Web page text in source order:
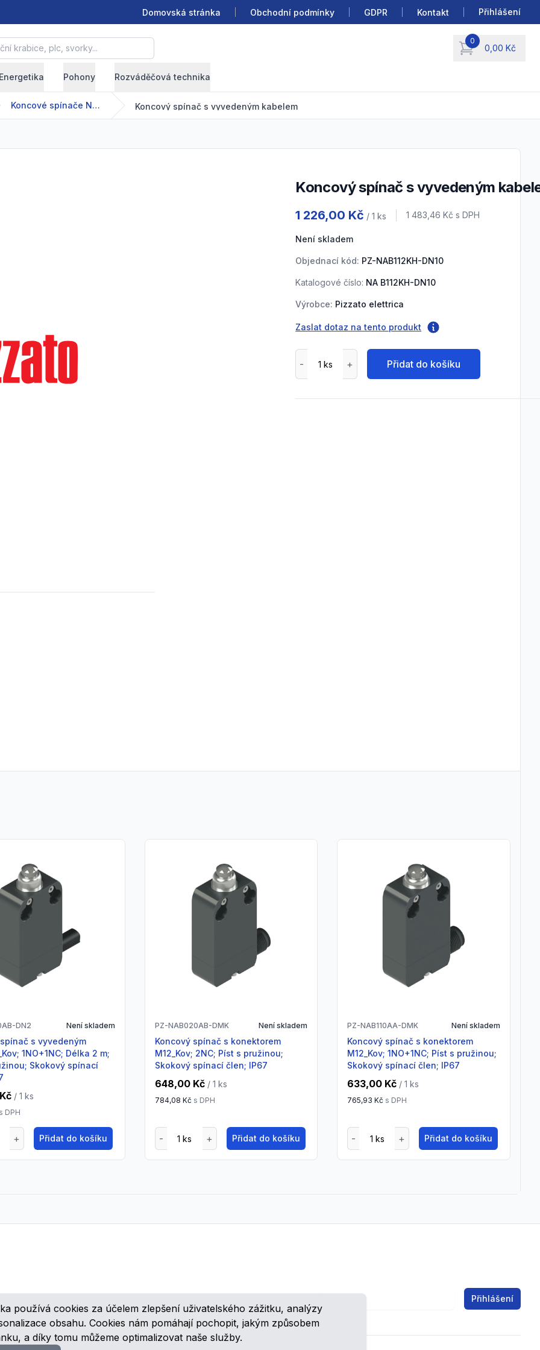
používá cookies za účelem zlepšení uživatelského zážitku, analýzy
obsahu. Cookies nám pomáhají pochopit, jakým způsobem
a díky tomu můžeme optimalizovat naše služby.
Domovská stránka Obchodní podmínky GDPR Kontakt Přihlášení
plc, svorky... 0
0,00 Kč
items in cart, view
Energetika Pohony Rozváděčová technika
Koncové spínače NA-NB Koncový spínač s vyvedeným kabelem
Koncový spínač s vyvedeným
1 226,00 Kč / 1ks Cena s DPH
1 483,46 Kč s DPH
Není skladem
Objednací kód: PZ-NAB112KH-DN10
Katalogové číslo: NA B112KH-DN10
Výrobce: Pizzato elettrica
Zaslat dotaz na tento produkt
Přidat do košíku
DN2 Není skladem
1NO+1NC; Délka 2 m;
Skokový spínací
/ 1 ks
s DPH
Přidat do košíku
PZ-NAB020AB-DMK Není skladem
Koncový spínač s konektorem
M12_Kov; 2NC; Píst s pružinou;
Skokový spínací člen; IP67
648,00 Kč / 1 ks
784,08 Kč s DPH
Přidat do košíku
PZ-NAB110AA-DMK Není skladem
Koncový spínač s konektorem
M12_Kov; 1NO+1NC; Píst s pružinou;
Skokový spínací člen; IP67
633,00 Kč / 1 ks
765,93 Kč s DPH
Přidat do košíku
speciálních cenových nabídkách a různých zajímavých akcích.
Email address Přihlášení